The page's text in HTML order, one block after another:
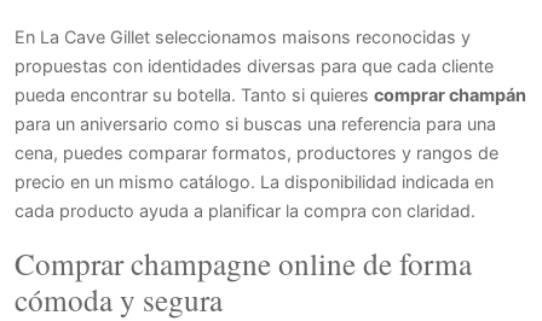
En La Cave Gillet seleccionamos maisons reconocidas y
propuestas con identidades diversas para que cada cliente
pueda encontrar su botella. Tanto si quieres comprar champán
para un aniversario como si buscas una referencia para una
cena, puedes comparar formatos, productores y rangos de
precio en un mismo catálogo. La disponibilidad indicada en
cada producto ayuda a planificar la compra con claridad.
Comprar champagne online de forma
cómoda y segura